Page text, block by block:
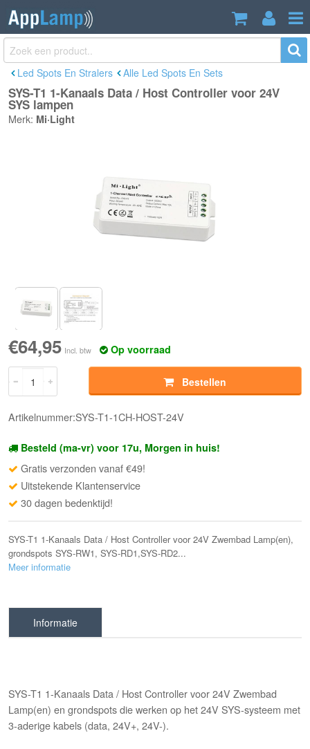
SYS-T1 1-Kanaals Data / Host Controller
voor 24V SYS lampen
€64,95
Led Spots En Stralers Alle Led Spots En Sets
SYS-T1 1-Kanaals Data / Host Controller voor 24V
SYS lampen
Merk: Mi·Light
€64,95 Incl. btw Op voorraad
Bestellen
Artikelnummer:SYS-T1-1CH-HOST-24V
Besteld (ma-vr) voor 17u, Morgen in huis!
Gratis verzonden vanaf €49!
Uitstekende Klantenservice
30 dagen bedenktijd!
SYS-T1 1-Kanaals Data / Host Controller voor 24V Zwembad Lamp(en),
grondspots SYS-RW1, SYS-RD1,SYS-RD2...
Meer informatie
Informatie
SYS-T1 1-Kanaals Data / Host Controller voor 24V Zwembad
Lamp(en) en grondspots die werken op het 24V SYS-systeem met
3-aderige kabels (data, 24V+, 24V-).